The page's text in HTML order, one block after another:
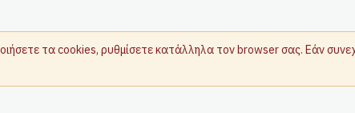
τα cookies, ρυθμίσετε κατάλληλα τον browser σας. Εάν